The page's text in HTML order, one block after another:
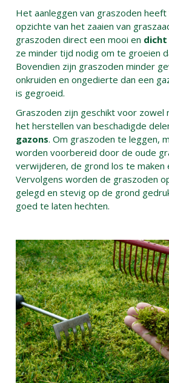
Het aanleggen van graszoden
opzichte van het zaaien van
graszoden direct een mooi en dicht
ze minder tijd nodig om te groeien
Bovendien zijn graszoden minder
onkruiden en ongedierte dan een
is gegroeid.
Graszoden zijn geschikt voor zowel
het herstellen van beschadigde
gazons. Om graszoden te leggen,
worden voorbereid door de oude
verwijderen, de grond los te maken
Vervolgens worden de graszoden
gelegd en stevig op de grond
goed te laten hechten.